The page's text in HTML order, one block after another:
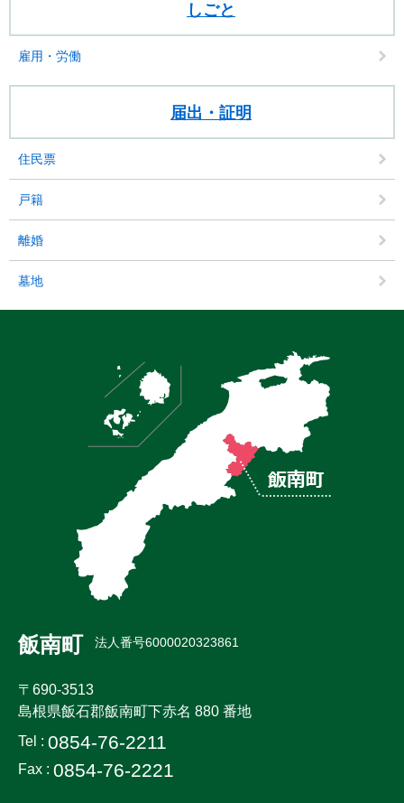
しごと
雇用・労働
届出・証明
住民票
戸籍
離婚
墓地
飯南町 法人番号6000020323861
〒690-3513
島根県飯石郡飯南町下赤名 880 番地
Tel : 0854-76-2211
Fax : 0854-76-2221